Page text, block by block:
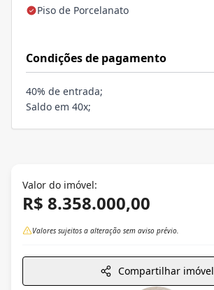
Piso de Porcelanato
Condições de pagamento
40% de entrada;
Saldo em 40x;
Valor do imóvel:
R$ 8.358.000,00
Valores sujeitos a alteração sem aviso prévio.
Compartilhar imóvel